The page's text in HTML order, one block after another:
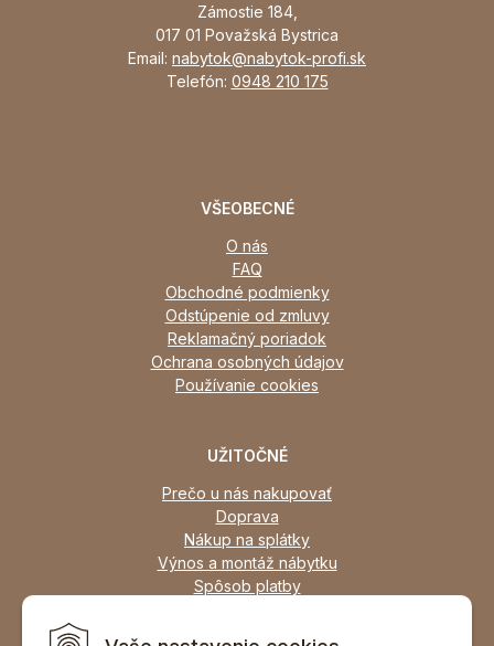
Zámostie 184,
017 01 Považská Bystrica
Email: nabytok@nabytok-profi.sk
Telefón: 0948 210 175
VŠEOBECNÉ
O nás
FAQ
Obchodné podmienky
Odstúpenie od zmluvy
Reklamačný poriadok
Ochrana osobných údajov
Používanie cookies
UŽITOČNÉ
Prečo u nás nakupovať
Doprava
Nákup na splátky
Výnos a montáž nábytku
Spôsob platby